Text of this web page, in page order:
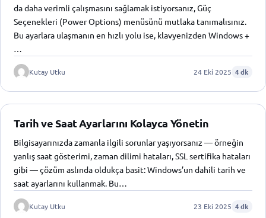
da daha verimli çalışmasını sağlamak istiyorsanız, Güç
Seçenekleri (Power Options) menüsünü mutlaka tanımalısınız.
Bu ayarlara ulaşmanın en hızlı yolu ise, klavyenizden Windows +
Kutay Utku 24 Eki 2025 4 dk
Tarih ve Saat Ayarlarını Kolayca Yönetin
Bilgisayarınızda zamanla ilgili sorunlar yaşıyorsanız — örneğin
yanlış saat gösterimi, zaman dilimi hataları, SSL sertifika hataları
gibi — çözüm aslında oldukça basit: Windows’un dahili tarih ve
saat ayarlarını kullanmak. Bu…
Kutay Utku 23 Eki 2025 4 dk